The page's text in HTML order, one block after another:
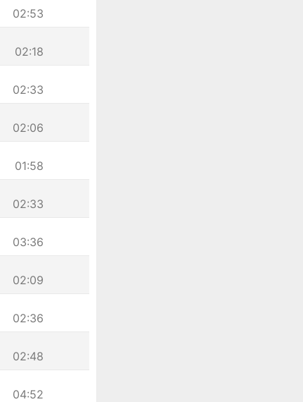
02:53
02:18
02:33
02:06
01:58
02:33
03:36
02:09
02:36
02:48
04:52